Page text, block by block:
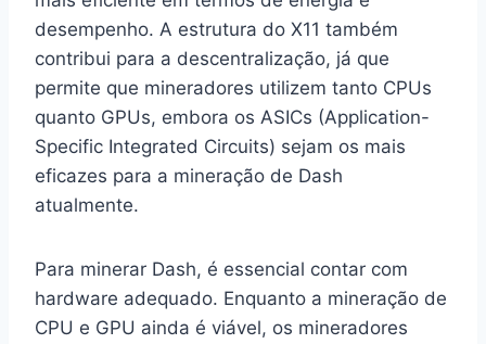
desempenho. A estrutura do X11 também
contribui para a descentralização, já que
permite que mineradores utilizem tanto CPUs
quanto GPUs, embora os ASICs (Application-
Specific Integrated Circuits) sejam os mais
eficazes para a mineração de Dash
atualmente.
Para minerar Dash, é essencial contar com
hardware adequado. Enquanto a mineração de
CPU e GPU ainda é viável, os mineradores